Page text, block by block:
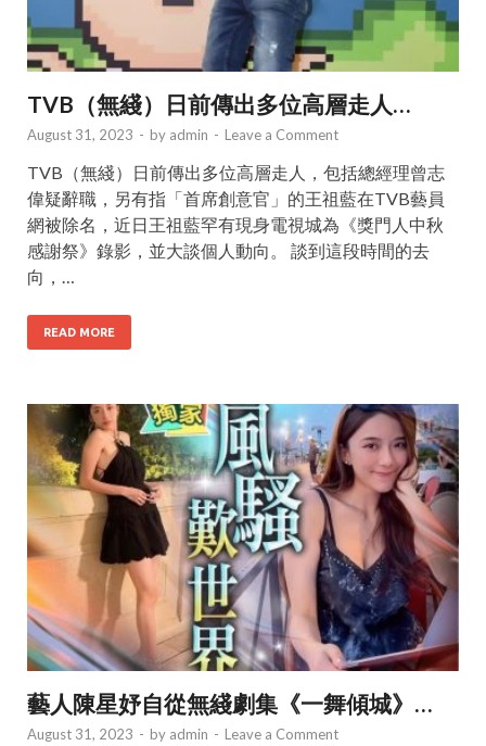
TVB（無綫）日前傳出多位高層走人…
August 31, 2023 - by admin - Leave a Comment
TVB（無綫）日前傳出多位高層走人，包括總經理曾志
偉疑辭職，另有指「首席創意官」的王祖藍在TVB藝員
網被除名，近日王祖藍罕有現身電視城為《獎門人中秋
感謝祭》錄影，並大談個人動向。 談到這段時間的去
向，…
READ MORE
藝人陳星妤自從無綫劇集《一舞傾城》…
August 31, 2023 - by admin - Leave a Comment